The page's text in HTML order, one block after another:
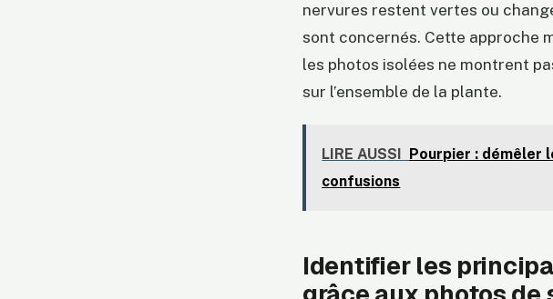
nervures restent vertes ou
sont concernés. Cette approche
les photos isolées ne montrent
sur l’ensemble de la plante.
LIRE AUSSI
Pourpier : démêler
confusions
Identifier les